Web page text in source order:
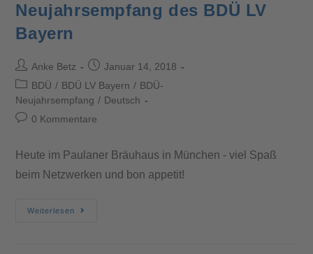
Neujahrsempfang des BDÜ LV
Bayern
Anke Betz
Januar 14, 2018
BDÜ / BDÜ LV Bayern / BDÜ-
Neujahrsempfang / Deutsch
0 Kommentare
Heute im Paulaner Bräuhaus in München - viel Spaß
beim Netzwerken und bon appetit!
Weiterlesen